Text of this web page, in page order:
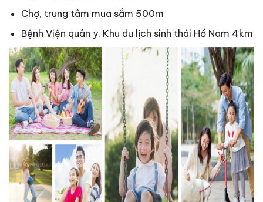
Chợ, trung tâm mua sắm 500m
Bệnh Viện quân y, Khu du lịch sinh thái Hồ Nam 4km